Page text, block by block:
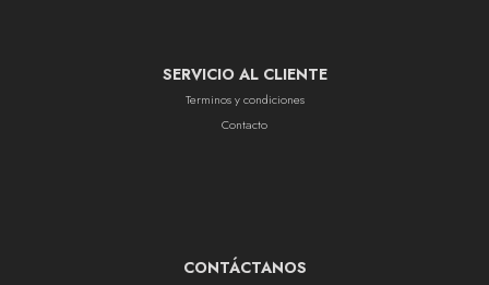
SERVICIO AL CLIENTE
Terminos y condiciones
Contacto
CONTÁCTANOS